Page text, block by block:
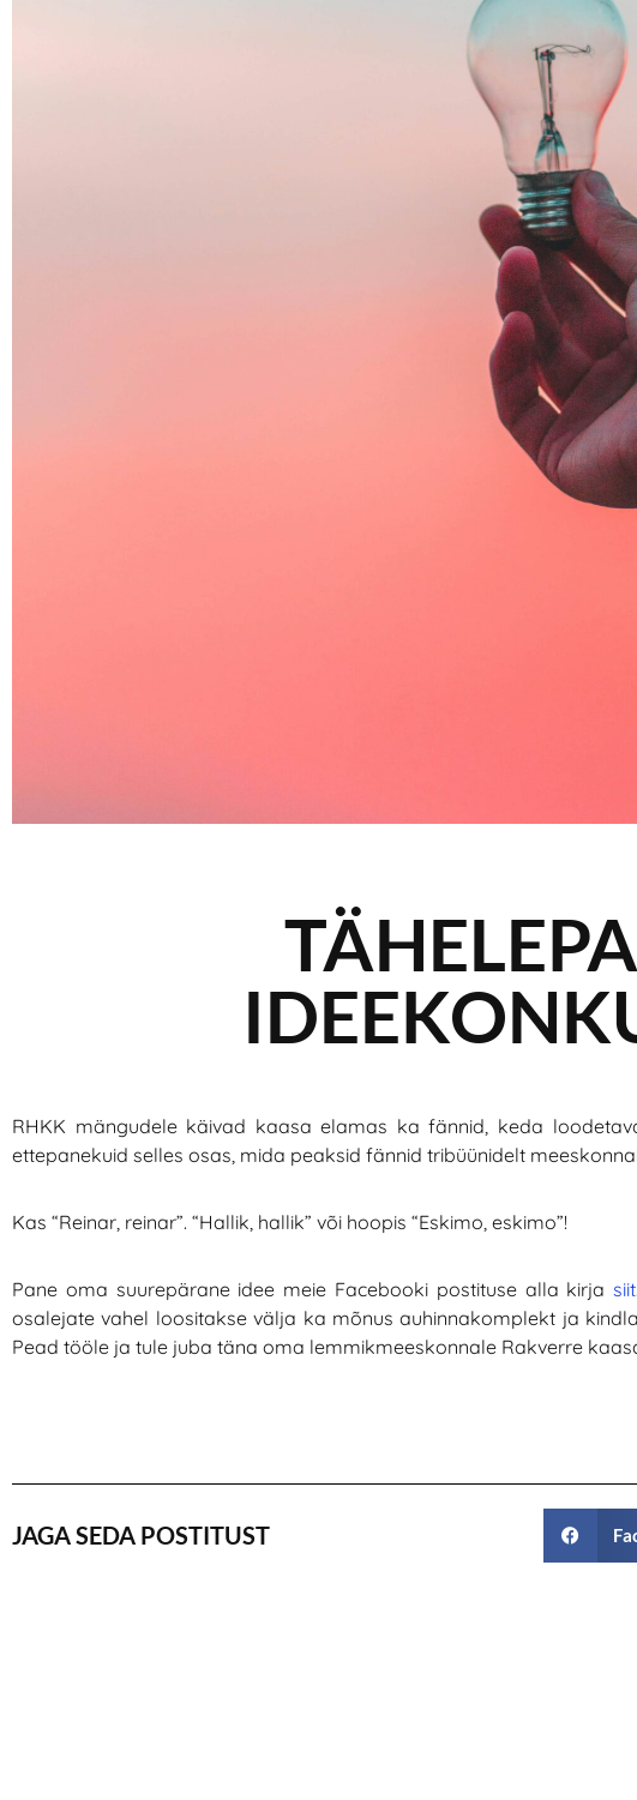
RHKK mängudele käivad kaasa elamas ka fännid, keda
ettepanekuid selles osas, mida peaksid fännid tribüünidelt
Kas “Reinar, reinar”. “Hallik, hallik” või hoopis “Eskimo, eskimo”!
Pane oma suurepärane idee meie Facebooki postituse alla kirjasiit
osalejate vahel loositakse välja ka mõnus auhinnakomplekt ja
Pead tööle ja tule juba täna oma lemmikmeeskonnale Rakverre
JAGA SEDA POSTITUST